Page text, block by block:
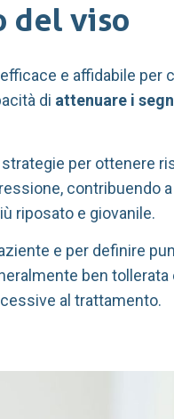
del viso
e affidabile per
di attenuare i
per ottenere
contribuendo
riposato e giovanile.
e per definire
ben
al trattamento.